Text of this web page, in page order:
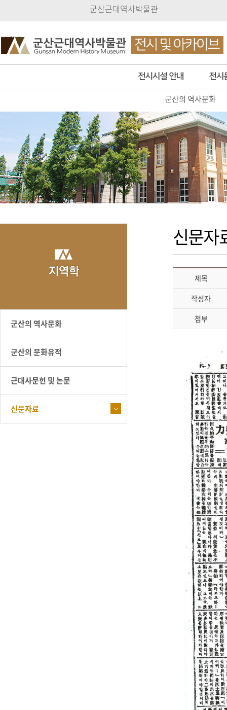
군산근대역사박물관
군산의 역사문화
군산의 역사문화
군산의 문화유적
근대사문헌 및 논문
신문자료
신문자
제목
작성자
첨부